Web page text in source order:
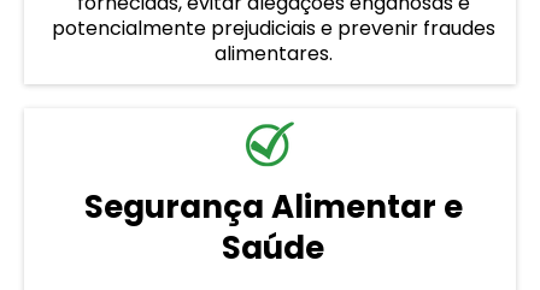
potencialmente prejudiciais e prevenir fraudes
alimentares.
Segurança Alimentar e
Saúde